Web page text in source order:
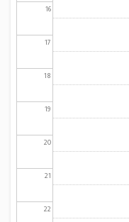
16
17
18
19
20
21
22